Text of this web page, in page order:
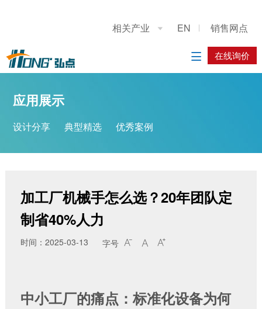
相关产业  EN 销售网点
在线询价

公司简介
设计分享
优秀案例
重型龙门上下料桁架机械手
工业机器人
履带底盘
系统方案
在线询价
应用展示
设计分享 典型精选 优秀案例
加工厂机械手怎么选？20年团队定
制省40%人力
时间：2025-03-13 字号   
中小工厂的痛点：标准化设备为何